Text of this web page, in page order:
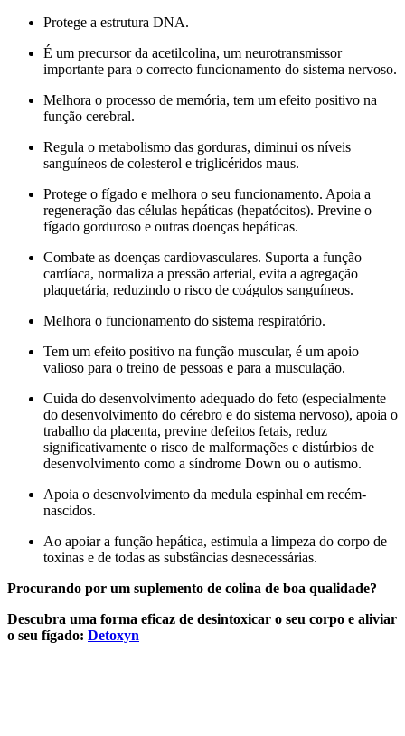
Protege a estrutura DNA.
É um precursor da acetilcolina, um neurotransmissor
importante para o correcto funcionamento do sistema nervoso.
Melhora o processo de memória, tem um efeito positivo na
função cerebral.
Regula o metabolismo das gorduras, diminui os níveis
sanguíneos de colesterol e triglicéridos maus.
Protege o fígado e melhora o seu funcionamento. Apoia a
regeneração das células hepáticas (hepatócitos). Previne o
fígado gorduroso e outras doenças hepáticas.
Combate as doenças cardiovasculares. Suporta a função
cardíaca, normaliza a pressão arterial, evita a agregação
plaquetária, reduzindo o risco de coágulos sanguíneos.
Melhora o funcionamento do sistema respiratório.
Tem um efeito positivo na função muscular, é um apoio
valioso para o treino de pessoas e para a musculação.
Cuida do desenvolvimento adequado do feto (especialmente
do desenvolvimento do cérebro e do sistema nervoso), apoia o
trabalho da placenta, previne defeitos fetais, reduz
significativamente o risco de malformações e distúrbios de
desenvolvimento como a síndrome Down ou o autismo.
Apoia o desenvolvimento da medula espinhal em recém-
nascidos.
Ao apoiar a função hepática, estimula a limpeza do corpo de
toxinas e de todas as substâncias desnecessárias.
Procurando por um suplemento de colina de boa qualidade?
Descubra uma forma eficaz de desintoxicar o seu corpo e aliviar
o seu fígado: Detoxyn